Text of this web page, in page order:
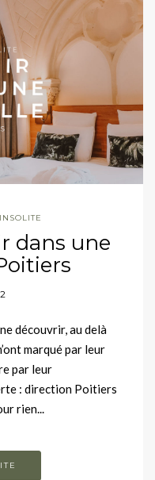
INSOLITE
dans une
découvrir, au delà
marqué par leur
par leur
: direction Poitiers
rien...